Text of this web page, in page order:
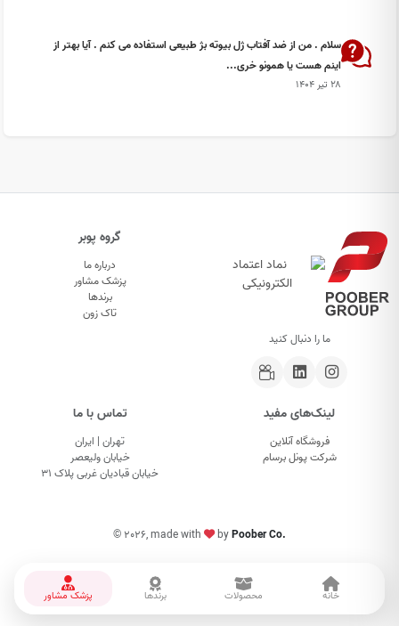
خانه محصولات برندها پزشک مشاور
سلام . من از ضد آفتاب ژل بیوته بژ طبیعی استفاده می کنم . آیا بهتر از
اینم هست یا همونو خری...
۲۸ تیر ۱۴۰۴
ما را دنبال کنید
گروه پوبر
درباره ما
پزشک مشاور
برندها
تاک زون
لینک‌های مفید
فروشگاه آنلاین
شرکت پونل برسام
تماس با ما
تهران | ایران
خیابان ولیعصر
خیابان قبادیان غربی پلاک ۳۱
© 2026, made with byPoober Co.